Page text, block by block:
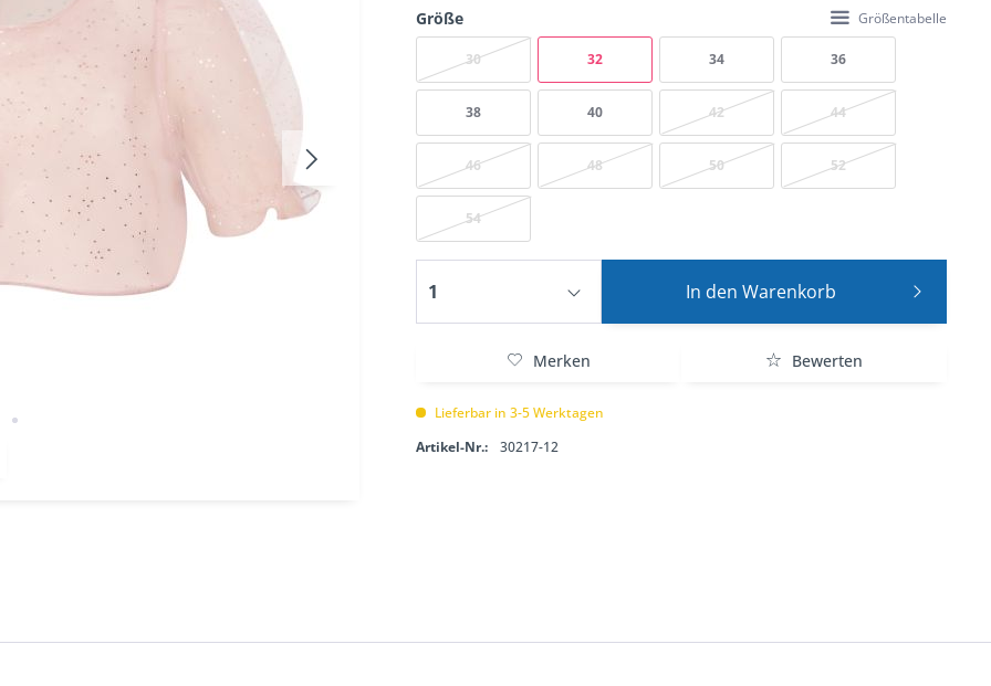
Größe Größentabelle
30 32 34 36
38 40 42 44
46 48 50 52
54
In den Warenkorb
Merken Bewerten
Lieferbar in 3-5 Werktagen
Artikel-Nr.:
30217-12